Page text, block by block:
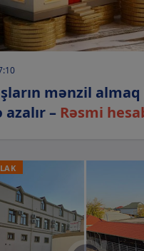
mənzil
– Rəsmi